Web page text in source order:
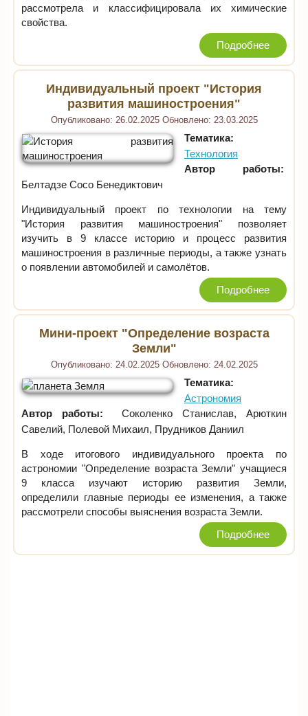
рассмотрела и классифицировала их химические
свойства.
Подробнее
Индивидуальный проект "История
развития машиностроения"
Опубликовано: 26.02.2025 Обновлено: 23.03.2025
Тематика:
Технология
Автор работы:
Белтадзе Сосо Бенедиктович
Индивидуальный проект по технологии на тему
"История развития машиностроения" позволяет
изучить в 9 классе историю и процесс развития
машиностроения в различные периоды, а также узнать
о появлении автомобилей и самолётов.
Подробнее
Мини-проект "Определение возраста
Земли"
Опубликовано: 24.02.2025 Обновлено: 24.02.2025
Тематика:
Астрономия
Автор работы:
Соколенко Станислав, Арюткин
Савелий, Полевой Михаил, Прудников Даниил
В ходе итогового индивидуального проекта по
астрономии "Определение возраста Земли" учащиеся
9 класса изучают историю развития Земли,
определили главные периоды ее изменения, а также
рассмотрели способы выяснения возраста Земли.
Подробнее